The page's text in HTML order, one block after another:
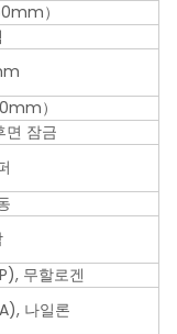
）
）
면 잠금
무할로겐
나일론